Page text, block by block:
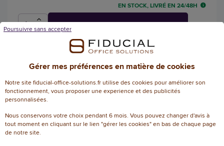
EN STOCK, LIVRÉ EN 24/48H
AJOUTER
Etui de 490 pastilles gomettes jaunes
- Ø 8 mm - Avery
4.3
3avis
490 pastilles gommettes de signalisation
Gérer mes préférences en matière de cookies
Notre site fiducial-office-solutions.fr utilise des cookies pour améliorer son
fonctionnement, vous proposer une experience et des publicités
personnalisées.
Nous conservons votre choix pendant 6 mois. Vous pouvez changer d'avis à
tout moment en cliquant sur le lien "gérer les cookies" en bas de chaque page
de notre site.
Poursuivre sans accepter